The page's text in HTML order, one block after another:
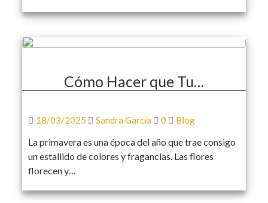
Cómo Hacer que Tu…
18/03/2025 Sandra García 0 Blog
La primavera es una época del año que trae consigo
un estallido de colores y fragancias. Las flores
florecen y…